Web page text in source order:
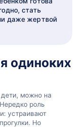
стать
даже жертвой
одиноких
можно на
роль
устраивают
Но